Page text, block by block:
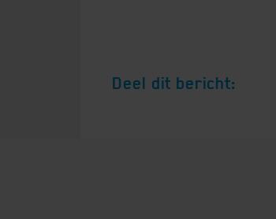
Deel dit bericht: